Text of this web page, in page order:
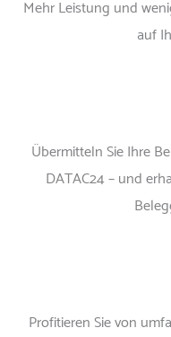
Mehr Leistung und
auf
Übermitteln Sie Ihre
DATAC24 – und
Profitieren Sie von